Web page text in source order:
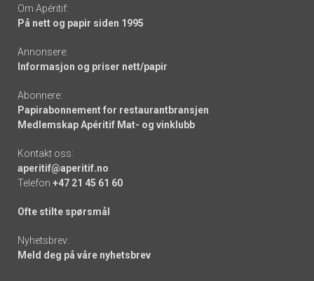
Om Apéritif:
På nett og papir siden 1995
Annonsere:
Informasjon og priser nett/papir
Abonnere:
Papirabonnement for restaurantbransjen
Medlemskap Apéritif Mat- og vinklubb
Kontakt oss:
aperitif@aperitif.no
Telefon +47 21 45 61 60
Ofte stilte spørsmål
Nyhetsbrev:
Meld deg på våre nyhetsbrev